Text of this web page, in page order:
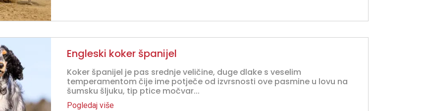
Engleski koker španijel
Koker španijel je pas srednje veličine, duge dlake s veselim
temperamentom čije ime potječe od izvrsnosti ove pasmine u lovu na
šumsku šljuku, tip ptice močvar...
Pogledaj više